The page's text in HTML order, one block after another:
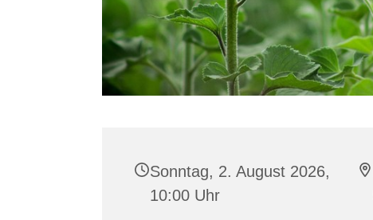
Sonntag, 2. August 2026,
10:00 Uhr